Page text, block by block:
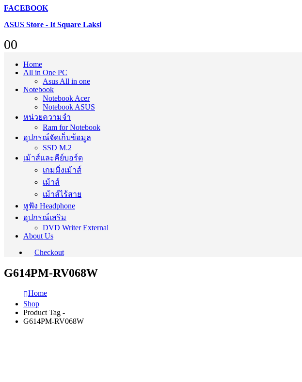
FACEBOOK
ASUS Store - It Square Laksi
00
Home
All in One PC
Asus All in one
Notebook
Notebook Acer
Notebook ASUS
หน่วยความจำ
Ram for Notebook
อุปกรณ์จัดเก็บข้อมูล
SSD M.2
เม้าส์และคีย์บอร์ด
เกมมิ่งเม้าส์
เม้าส์
เม้าส์ไร้สาย
หูฟัง Headphone
อุปกรณ์เสริม
DVD Writer External
About Us
Checkout
G614PM-RV068W
Home
Shop
Product Tag -
G614PM-RV068W